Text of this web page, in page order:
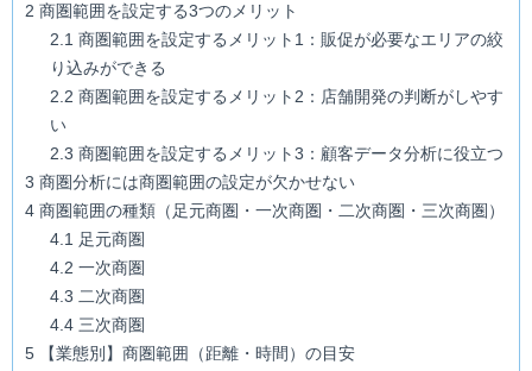
2 商圏範囲を設定する3つのメリット
2.1 商圏範囲を設定するメリット1：販促が必要なエリアの絞
り込みができる
2.2 商圏範囲を設定するメリット2：店舗開発の判断がしやす
い
2.3 商圏範囲を設定するメリット3：顧客データ分析に役立つ
3 商圏分析には商圏範囲の設定が欠かせない
4 商圏範囲の種類（足元商圏・一次商圏・二次商圏・三次商圏）
4.1 足元商圏
4.2 一次商圏
4.3 二次商圏
4.4 三次商圏
5 【業態別】商圏範囲（距離・時間）の目安